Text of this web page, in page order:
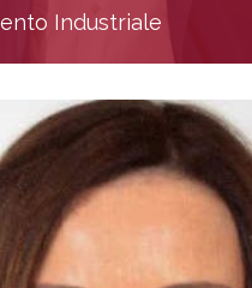
Industriale